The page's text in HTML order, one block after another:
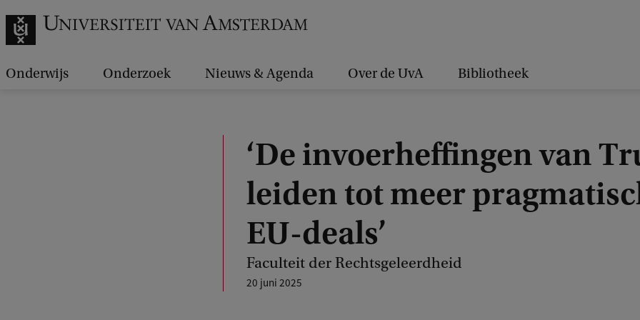
Onderwijs Onderzoek Nieuws & Agenda Over de UvA Bibliotheek
‘De invoerheffingen van
leiden tot meer
EU-deals’
Faculteit der Rechtsgeleerdheid
20 juni 2025